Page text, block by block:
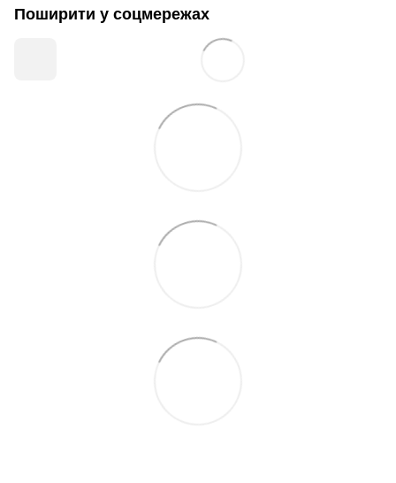
Поширити у соцмережах